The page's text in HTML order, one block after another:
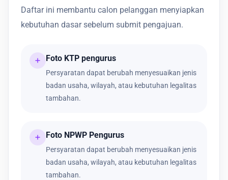
Daftar ini membantu calon pelanggan menyiapkan
kebutuhan dasar sebelum submit pengajuan.
Foto KTP pengurus
Persyaratan dapat berubah menyesuaikan jenis
badan usaha, wilayah, atau kebutuhan legalitas
tambahan.
Foto NPWP Pengurus
Persyaratan dapat berubah menyesuaikan jenis
badan usaha, wilayah, atau kebutuhan legalitas
tambahan.